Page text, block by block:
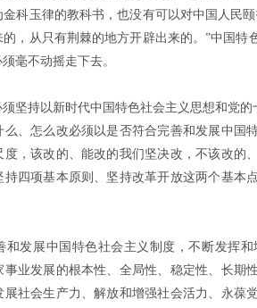
科玉律的教科书，也没有可以对中国人民
，从只有荆棘的地方开辟出来的。”中国
毫不动摇走下去。
坚持以新时代中国特色社会主义思想和党
、怎么改必须以是否符合完善和发展中国
，该改的、能改的我们坚决改，不该改的
四项基本原则、坚持改革开放这两个基本
和发展中国特色社会主义制度，不断发挥
业发展的根本性、全局性、稳定性、长期
展社会生产力、解放和增强社会活力、永葆